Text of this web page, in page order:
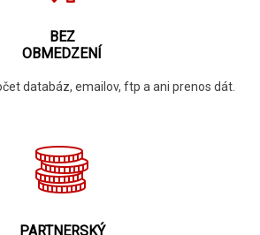
BEZ
OBMEDZENÍ
databáz, emailov, ftp a ani prenos dát.
PARTNERSKÝ